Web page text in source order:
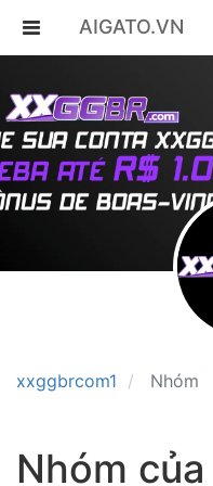
AIGATO.VN
xxggbrcom1 Nhóm
Nhóm